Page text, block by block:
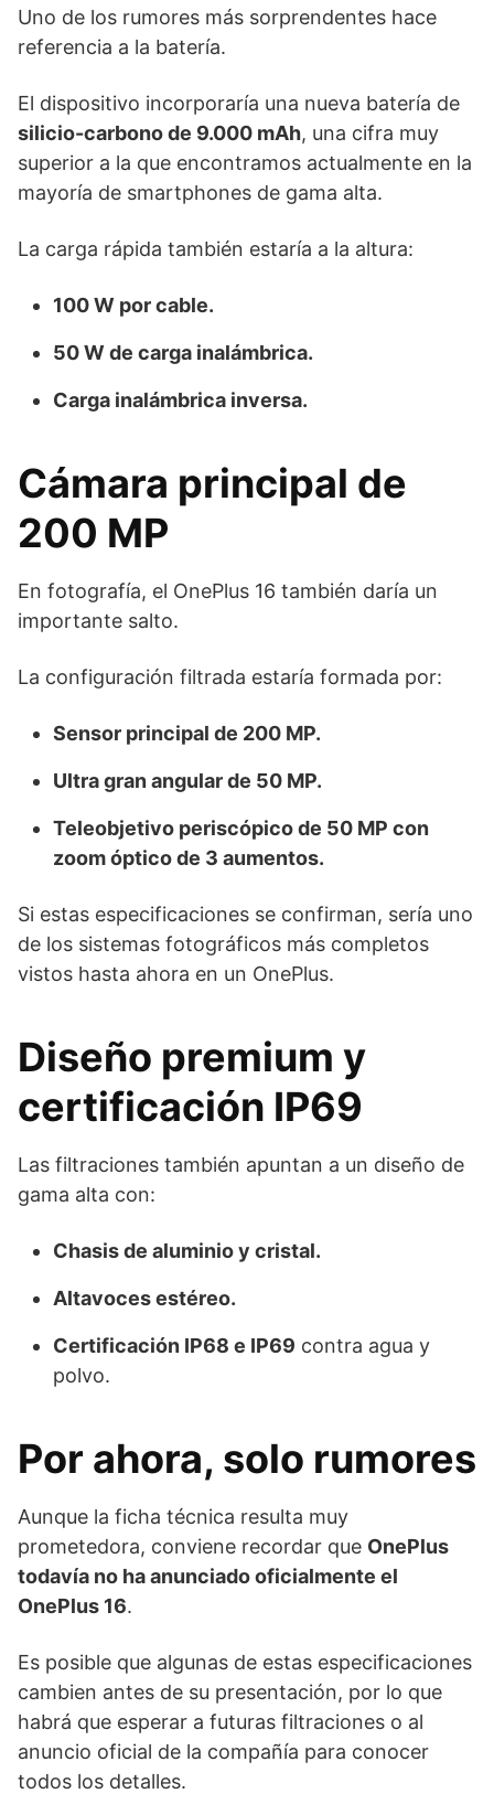
Uno de los rumores más sorprendentes hace
referencia a la batería.
El dispositivo incorporaría una nueva batería de
silicio-carbono de 9.000 mAh, una cifra muy
superior a la que encontramos actualmente en la
mayoría de smartphones de gama alta.
La carga rápida también estaría a la altura:
100 W por cable.
50 W de carga inalámbrica.
Carga inalámbrica inversa.
Cámara principal de
200 MP
En fotografía, el OnePlus 16 también daría un
importante salto.
La configuración filtrada estaría formada por:
Sensor principal de 200 MP.
Ultra gran angular de 50 MP.
Teleobjetivo periscópico de 50 MP con
zoom óptico de 3 aumentos.
Si estas especificaciones se confirman, sería uno
de los sistemas fotográficos más completos
vistos hasta ahora en un OnePlus.
Diseño premium y
certificación IP69
Las filtraciones también apuntan a un diseño de
gama alta con:
Chasis de aluminio y cristal.
Altavoces estéreo.
Certificación IP68 e IP69 contra agua y
polvo.
Por ahora, solo rumores
Aunque la ficha técnica resulta muy
prometedora, conviene recordar que OnePlus
todavía no ha anunciado oficialmente el
OnePlus 16.
Es posible que algunas de estas especificaciones
cambien antes de su presentación, por lo que
habrá que esperar a futuras filtraciones o al
anuncio oficial de la compañía para conocer
todos los detalles.